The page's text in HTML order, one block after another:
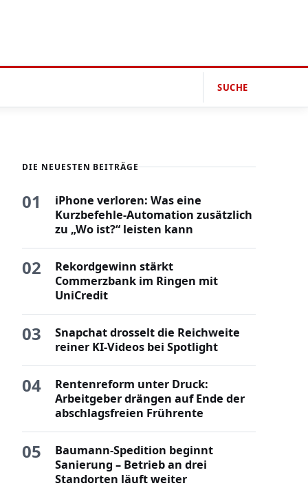
SUCHE
DIE NEUESTEN BEITRÄGE
01
iPhone verloren: Was eine
Kurzbefehle-Automation zusätzlich
zu „Wo ist?“ leisten kann
02
Rekordgewinn stärkt
Commerzbank im Ringen mit
UniCredit
03
Snapchat drosselt die Reichweite
reiner KI-Videos bei Spotlight
04
Rentenreform unter Druck:
Arbeitgeber drängen auf Ende der
abschlagsfreien Frührente
05
Baumann-Spedition beginnt
Sanierung – Betrieb an drei
Standorten läuft weiter